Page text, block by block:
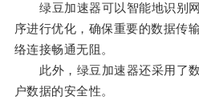
绿豆加速器可以智能地识别网
序进行优化，确保重要的数据传
络连接畅通无阻。
此外，绿豆加速器还采用了数
户数据的安全性。